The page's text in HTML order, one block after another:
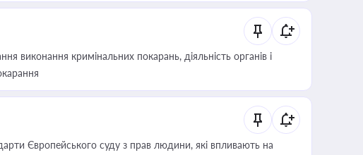
виконання кримінальних покарань, діяльність органів і
Європейського суду з прав людини, які впливають на